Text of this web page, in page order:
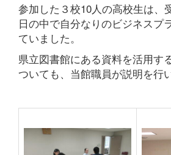
参加した３校10人の高校生は、
日の中で自分なりのビジネスプ
ていました。
県立図書館にある資料を活用す
ついても、当館職員が説明を行